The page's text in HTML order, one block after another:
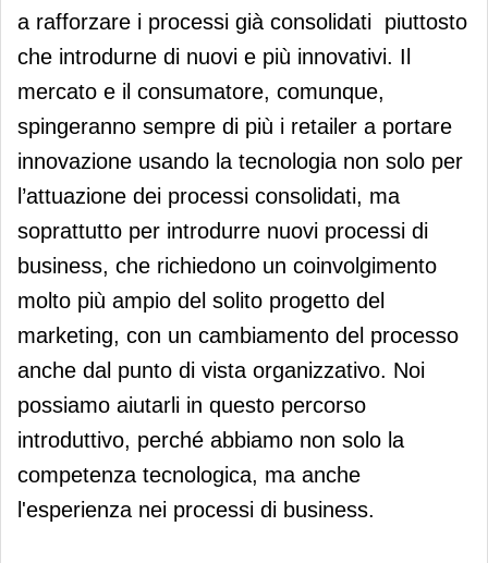
a rafforzare i processi già consolidati piuttosto
che introdurne di nuovi e più innovativi. Il
mercato e il consumatore, comunque,
spingeranno sempre di più i retailer a portare
innovazione usando la tecnologia non solo per
l’attuazione dei processi consolidati, ma
soprattutto per introdurre nuovi processi di
business, che richiedono un coinvolgimento
molto più ampio del solito progetto del
marketing, con un cambiamento del processo
anche dal punto di vista organizzativo. Noi
possiamo aiutarli in questo percorso
introduttivo, perché abbiamo non solo la
competenza tecnologica, ma anche
l'esperienza nei processi di business.